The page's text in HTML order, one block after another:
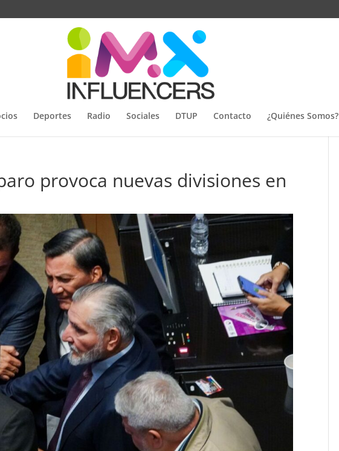
Deportes Radio Sociales DTUP Contacto ¿Quiénes Somos?
provoca nuevas divisiones en